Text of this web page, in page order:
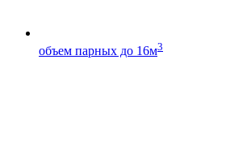
объем парных до 16м3